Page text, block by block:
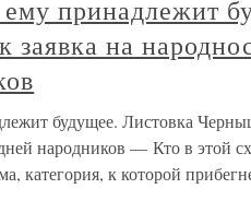
принадлежит
заявка на
будущее. Листовка
народников — Кто в этой
к которой